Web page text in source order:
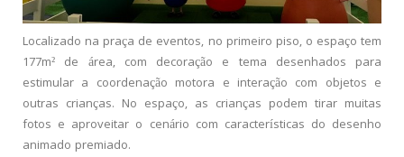
Localizado na praça de eventos, no primeiro piso, o espaço tem
177m² de área, com decoração e tema desenhados para
estimular a coordenação motora e interação com objetos e
outras crianças. No espaço, as crianças podem tirar muitas
fotos e aproveitar o cenário com características do desenho
animado premiado.